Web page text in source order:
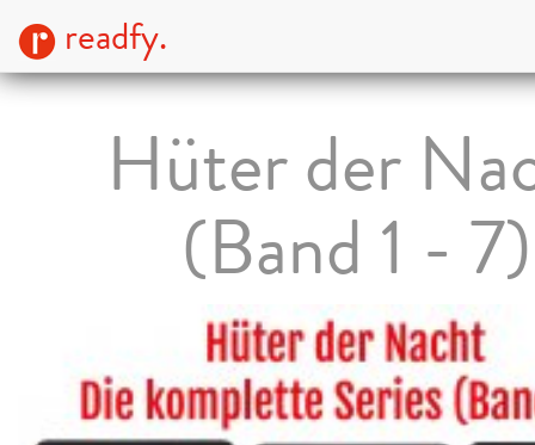
readfy.
Hüter der
(Band 1 - 7)